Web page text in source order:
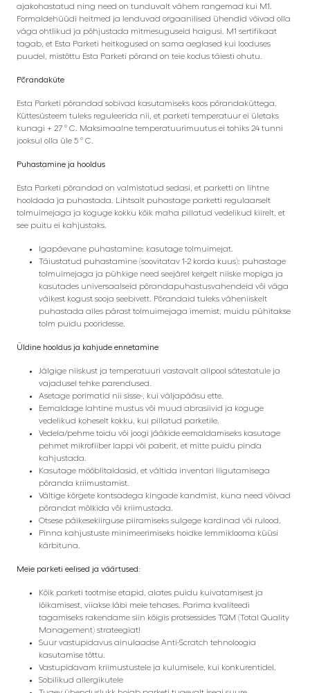
ajakohastatud ning need on tunduvalt vähem rangemad kui M1.
Formaldehüüdi heitmed ja lenduvad orgaanilised ühendid võivad olla
väga ohtlikud ja põhjustada mitmesuguseid haigusi. M1 sertifikaat
tagab, et Esta Parketi heitkogused on sama aeglased kui looduses
puudel, mistõttu Esta Parketi põrand on teie kodus täiesti ohutu.
Põrandaküte
Esta Parketi põrandad sobivad kasutamiseks koos põrandaküttega.
Küttesüsteem tuleks reguleerida nii, et parketi temperatuur ei ületaks
kunagi + 27 ° C. Maksimaalne temperatuurimuutus ei tohiks 24 tunni
jooksul olla üle 5 ° C.
Puhastamine ja hooldus
Esta Parketi põrandad on valmistatud sedasi, et parketti on lihtne
hooldada ja puhastada. Lihtsalt puhastage parketti regulaarselt
tolmuimejaga ja koguge kokku kõik maha pillatud vedelikud kiirelt, et
see puitu ei kahjustaks.
Igapäevane puhastamine: kasutage tolmuimejat.
Täiustatud puhastamine (soovitatav 1-2 korda kuus): puhastage
tolmuimejaga ja pühkige need seejärel kergelt niiske mopiga ja
kasutades universaalseid põrandapuhastusvahendeid või väga
väikest kogust sooja seebivett. Põrandaid tuleks väheniiskelt
puhastada alles pärast tolmuimejaga imemist, muidu pühitakse
tolm puidu pooridesse.
Üldine hooldus ja kahjude ennetamine
Jälgige niiskust ja temperatuuri vastavalt allpool sätestatule ja
vajadusel tehke parendused.
Asetage porimatid nii sisse-, kui väljapääsu ette.
Eemaldage lahtine mustus või muud abrasiivid ja koguge
vedelikud koheselt kokku, kui pillatud parketile.
Vedela/pehme toidu või joogi jääkide eemaldamiseks kasutage
pehmet mikrofiiber lappi või paberit, et mitte puidu pinda
kahjustada.
Kasutage mööblitaldasid, et vältida inventari liigutamisega
põranda kriimustamist.
Vältige kõrgete kontsadega kingade kandmist, kuna need võivad
põrandat mõlkida või kriimustada.
Otsese päikesekiirguse piiramiseks sulgege kardinad või rulood.
Pinna kahjustuste minimeerimiseks hoidke lemmiklooma küüsi
kärbituna.
Meie parketi eelised ja väärtused:
Kõik parketi tootmise etapid, alates puidu kuivatamisest ja
lõikamisest, viiakse läbi meie tehases. Parima kvaliteedi
tagamiseks rakendame siin kõigis protsessides TQM (Total Quality
Management) strateegiat!
Suur vastupidavus ainulaadse Anti-Scratch tehnoloogia
kasutamise tõttu.
Vastupidavam kriimustustele ja kulumisele, kui konkurentidel.
Sobilikud allergikutele